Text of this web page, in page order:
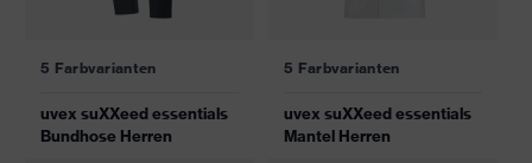
5 Farbvarianten
uvex suXXeed essentials
Bundhose Herren
5 Farbvarianten
uvex suXXeed essentials
Mantel Herren